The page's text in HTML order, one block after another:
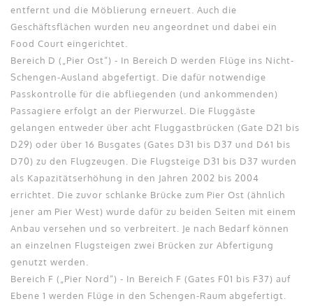
entfernt und die Möblierung erneuert. Auch die
Geschäftsflächen wurden neu angeordnet und dabei ein
Food Court eingerichtet.
Bereich D („Pier Ost“) - In Bereich D werden Flüge ins Nicht-
Schengen-Ausland abgefertigt. Die dafür notwendige
Passkontrolle für die abfliegenden (und ankommenden)
Passagiere erfolgt an der Pierwurzel. Die Fluggäste
gelangen entweder über acht Fluggastbrücken (Gate D21 bis
D29) oder über 16 Busgates (Gates D31 bis D37 und D61 bis
D70) zu den Flugzeugen. Die Flugsteige D31 bis D37 wurden
als Kapazitätserhöhung in den Jahren 2002 bis 2004
errichtet. Die zuvor schlanke Brücke zum Pier Ost (ähnlich
jener am Pier West) wurde dafür zu beiden Seiten mit einem
Anbau versehen und so verbreitert. Je nach Bedarf können
an einzelnen Flugsteigen zwei Brücken zur Abfertigung
genutzt werden.
Bereich F („Pier Nord“) - In Bereich F (Gates F01 bis F37) auf
Ebene 1 werden Flüge in den Schengen-Raum abgefertigt.